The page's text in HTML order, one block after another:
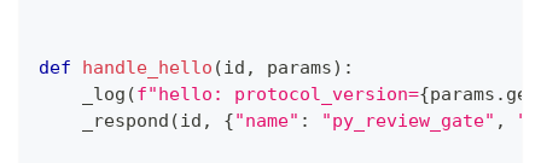
def handle_hello (id , params) :
    _log
(f"hello: protocol_version={params . get
    _respond
(id , {"name" : "py_review_gate" ,